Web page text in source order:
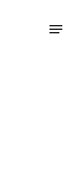
Menu